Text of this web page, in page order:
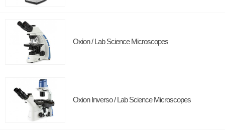
Oxion / Lab Science Microscopes
Oxion Inverso / Lab Science Microscopes